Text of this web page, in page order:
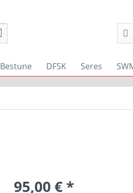
Bestune DFSK Seres
95,00 € *